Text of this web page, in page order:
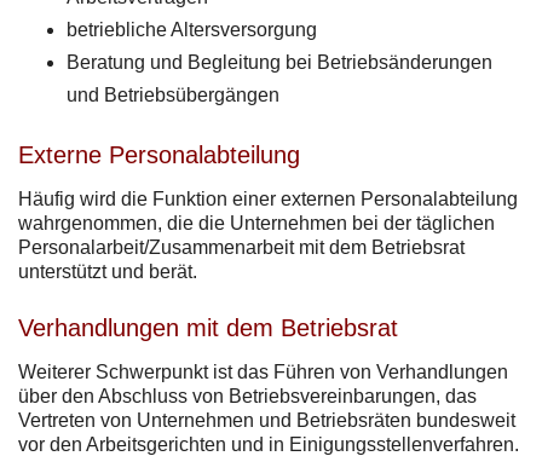
betriebliche Altersversorgung
Beratung und Begleitung bei Betriebsänderungen
und Betriebsübergängen
Externe Personalabteilung
Häufig wird die Funktion einer externen Personalabteilung
wahrgenommen, die die Unternehmen bei der täglichen
Personalarbeit/Zusammenarbeit mit dem Betriebsrat
unterstützt und berät.
Verhandlungen mit dem Betriebsrat
Weiterer Schwerpunkt ist das Führen von Verhandlungen
über den Abschluss von Betriebsvereinbarungen, das
Vertreten von Unternehmen und Betriebsräten bundesweit
vor den Arbeitsgerichten und in Einigungsstellenverfahren.